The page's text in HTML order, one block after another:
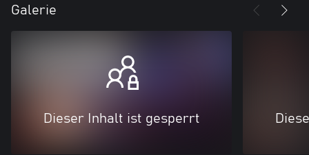
Galerie
Dieser Inhalt ist gesperrt